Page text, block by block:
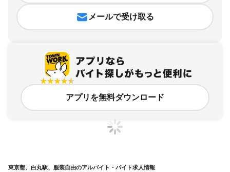
メールで受け取る
アプリを無料ダウンロード
東京都、白丸駅、服装自由のアルバイト・バイト求人情報